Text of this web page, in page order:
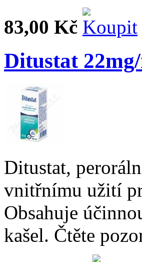
83,00 Kč
Ditustat
Ditustat,
vnitřnímu užití
Obsahuje
kašel. Čtěte